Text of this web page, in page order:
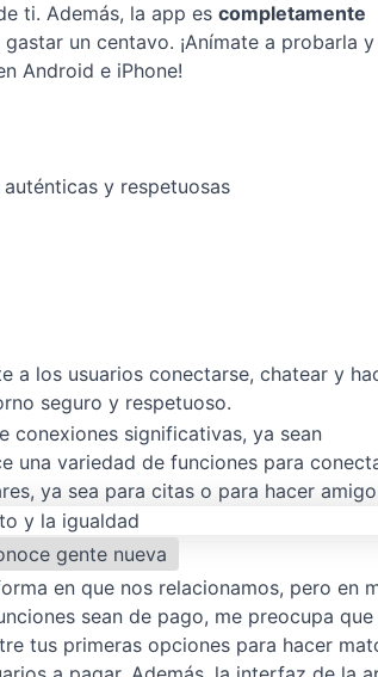
ti. Además, la app es completamente
un centavo. ¡Anímate a probarla y
Android e iPhone!
y respetuosas
a los usuarios conectarse, chatear y
seguro y respetuoso.
conexiones significativas, ya sean
una variedad de funciones para
ya sea para citas o para hacer
gente nueva
en que nos relacionamos, pero en
sean de pago, me preocupa que
tus primeras opciones para hacer